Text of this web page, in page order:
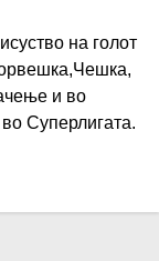
на голот
и во
Суперлигата.